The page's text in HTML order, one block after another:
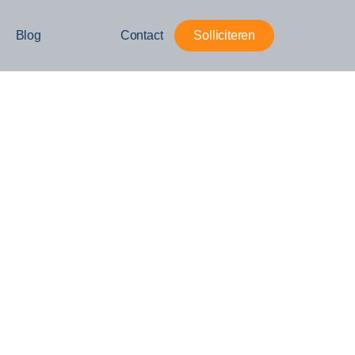
Blog Contact Solliciteren